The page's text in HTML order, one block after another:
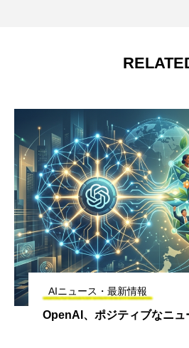
AIニュース・最新情
ベンヤミン・ネタ